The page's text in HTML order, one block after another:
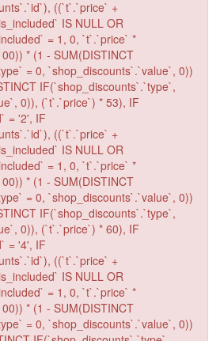
((`t`.`price` +
IS NULL OR
= 1, 0, `t`.`price` *
* (1 - SUM(DISTINCT
= 0, `shop_discounts`.`value`, 0))
IF(`shop_discounts`.`type`,
0)), (`t`.`price`) * 53), IF
= '2', IF
((`t`.`price` +
IS NULL OR
= 1, 0, `t`.`price` *
* (1 - SUM(DISTINCT
= 0, `shop_discounts`.`value`, 0))
IF(`shop_discounts`.`type`,
0)), (`t`.`price`) * 60), IF
= '4', IF
((`t`.`price` +
IS NULL OR
= 1, 0, `t`.`price` *
* (1 - SUM(DISTINCT
= 0, `shop_discounts`.`value`, 0))